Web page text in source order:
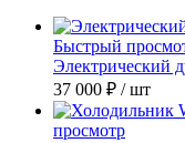
Быстрый
Электрический
37 000 ₽ / шт
просмотр